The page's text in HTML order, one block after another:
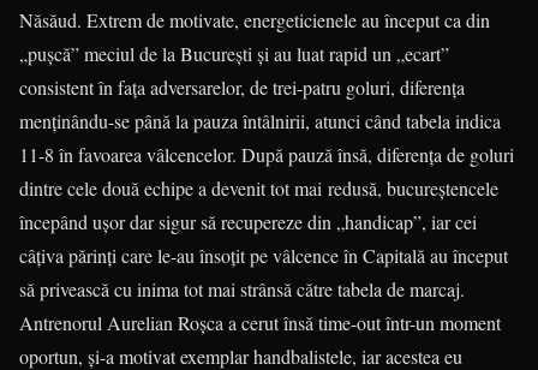
Năsăud. Extrem de motivate, energeticienele au început ca din
„puşcă” meciul de la Bucureşti şi au luat rapid un „ecart”
consistent în faţa adversarelor, de trei-patru goluri, diferenţa
menţinându-se până la pauza întâlnirii, atunci când tabela indica
11-8 în favoarea vâlcencelor. După pauză însă, diferenţa de goluri
dintre cele două echipe a devenit tot mai redusă, bucureştencele
începând uşor dar sigur să recupereze din „handicap”, iar cei
câţiva părinţi care le-au însoţit pe vâlcence în Capitală au început
să privească cu inima tot mai strânsă către tabela de marcaj.
Antrenorul Aurelian Roşca a cerut însă time-out într-un moment
oportun, şi-a motivat exemplar handbalistele, iar acestea eu